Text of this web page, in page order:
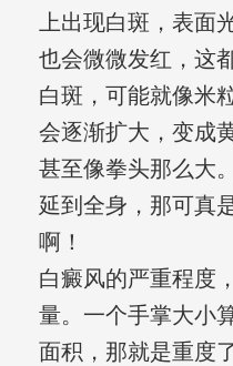
上出现白斑，表面
也会微微发红，这
白斑，可能就像米
会逐渐扩大，变成
甚至像拳头那么大
延到全身，那可真
啊！
白癜风的严重程度
量。一个手掌大小
面积，那就是重度